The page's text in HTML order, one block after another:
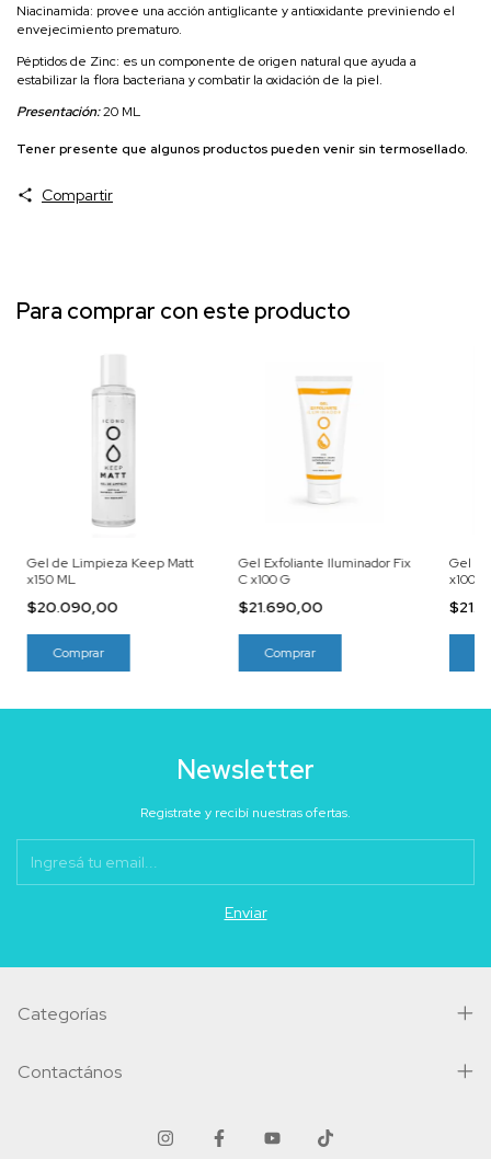
Niacinamida: provee una acción antiglicante y antioxidante previniendo el
envejecimiento prematuro.
Péptidos de Zinc: es un componente de origen natural que ayuda a
estabilizar la flora bacteriana y combatir la oxidación de la piel.
Presentación:20 ML
Tener presente que algunos productos pueden venir sin termosellado.
Compartir
Para comprar con este producto
Gel de Limpieza Keep Matt
x150 ML
$20.090,00
Gel Exfoliante Iluminador Fix
C x100 G
$21.690,00
Gel
x100 G
Newsletter
Registrate y recibí nuestras ofertas.
Categorías
Contactános